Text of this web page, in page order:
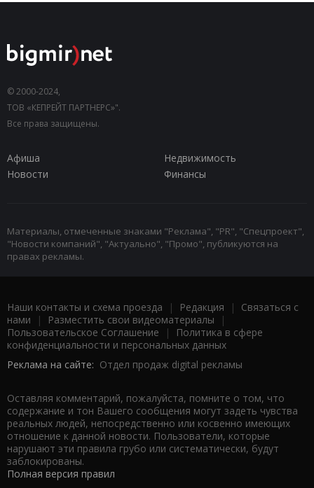
© 2000-2024,
ТОВ «КЕПРЕЙТ ПАРТНЕРС»".
Все права защищены.
Афиша
Недвижимость
Новости
Финансы
Материалы, отмеченные знаками "Реклама", "PR", "Спецпроект",
"Новости компаний", "Актуально", "Промо", публикуются на
правах рекламы.
Наши контакты и схема проезда | Редакция | Связаться с
нами | Разместить свои видеоматериалы |
Пользовательское Соглашение |
Политика в сфере
конфиденциальности и персональных данных
Реклама на сайте: Отдел продаж digital рекламы
Оставляя комментарий, пожалуйста, помните о том, что
содержание и тон Вашего сообщения могут задеть чувства
реальных людей, непосредственно или косвенно имеющих
отношение к данной новости. Пользователи, которые
нарушают эти правила грубо или систематически, будут
заблокированы.
Полная версия правил